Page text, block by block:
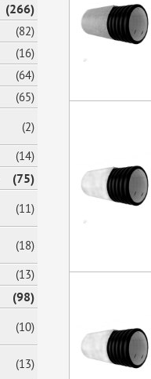
(266)
(82)
(16)
(64)
(65)
(2)
(14)
(75)
(11)
(18)
(13)
(98)
(10)
(13)